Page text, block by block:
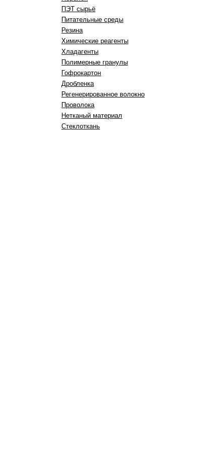
ПЭТ сырьё
Питательные среды
Резина
Химические реагенты
Хладагенты
Полимерные гранулы
Гофрокартон
Дробленка
Регенерированное волокно
Проволока
Нетканый материал
Стеклоткань